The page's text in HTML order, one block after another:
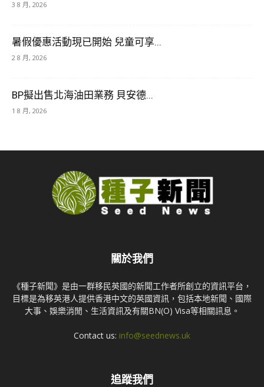
3 8 月, 2026
暑假優惠活動現已開始 兒童可享...
2 8 月, 2026
BP擬出售北海油田業務 貝安德...
1 8 月, 2026
關於我們
《種子新聞》是由一群移民英國的新聞工作者所創立的資訊平台，
目標是為移英港人提供香港中文的英國資訊，包括本地新聞、國際
大事、娛樂消閒、生活資訊及有關BN(O) Visa等相關訊息。
Contact us: info@seednews.uk
追蹤我們